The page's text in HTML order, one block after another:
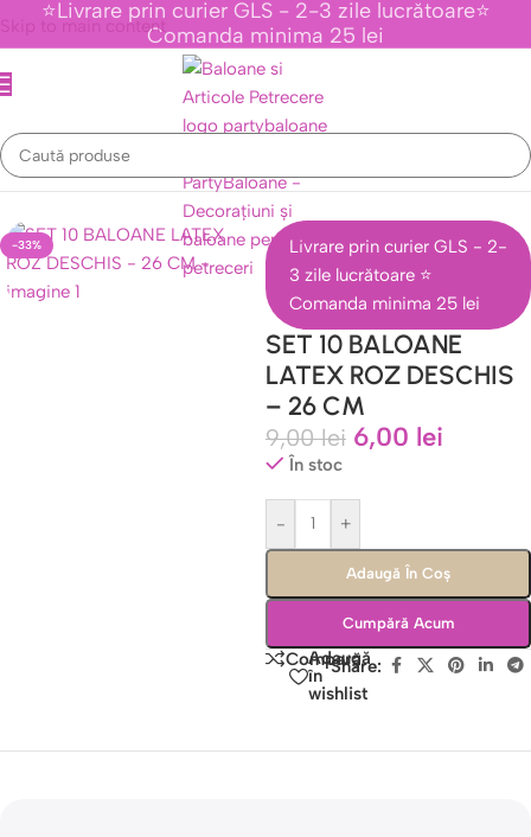
Skip to main content
⭐Livrare prin curier GLS - 2-3 zile lucrătoare⭐
Comanda minima 25 lei
Prima pagină/Baloane Latex/Baloane Latex 26 CM
-33%
Livrare prin curier GLS - 2-
3 zile lucrătoare ⭐
Comanda minima 25 lei
SET 10 BALOANE
LATEX ROZ DESCHIS
– 26 CM
9,00lei 6,00 lei
În stoc
- +
Adaugă În Coș
Cumpără Acum
Compară
Adaugă
în
wishlist
Share: